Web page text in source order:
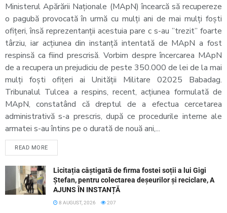
Ministerul Apărării Naționale (MApN) încearcă să recupereze
o pagubă provocată în urmă cu mulți ani de mai mulți foști
ofițeri, însă reprezentanții acestuia pare c s-au ”trezit” foarte
târziu, iar acțiunea din instanță intentată de MApN a fost
respinsă ca fiind prescrisă. Vorbim despre încercarea MApN
de a recupera un prejudiciu de peste 350.000 de lei de la mai
mulți foști ofițeri ai Unității Militare 02025 Babadag.
Tribunalul Tulcea a respins, recent, acțiunea formulată de
MApN, constatând că dreptul de a efectua cercetarea
administrativă s-a prescris, după ce procedurile interne ale
armatei s-au întins pe o durată de nouă ani,...
READ MORE
Licitația câștigată de firma fostei soții a lui Gigi
Ștefan, pentru colectarea deșeurilor și reciclare, A
AJUNS ÎN INSTANȚĂ
8 AUGUST, 2026 207